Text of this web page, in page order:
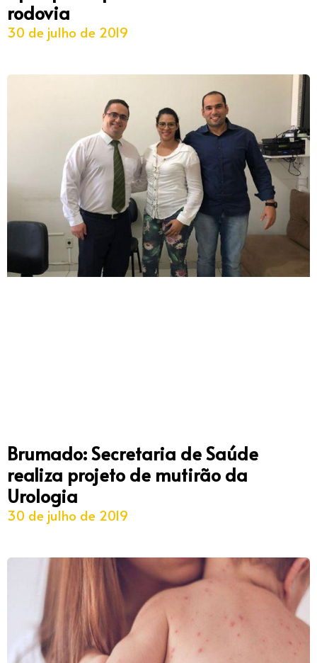
rodovia
30 de julho de 2019
Brumado: Secretaria de Saúde
realiza projeto de mutirão da
Urologia
30 de julho de 2019